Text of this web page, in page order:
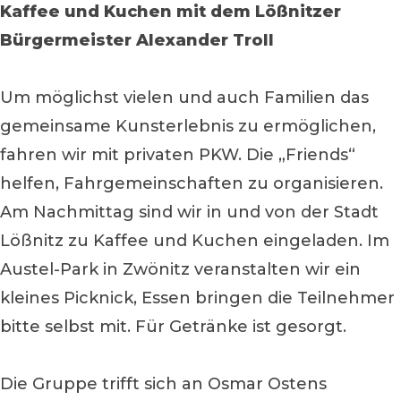
Kaffee und Kuchen mit dem Lößnitzer
Bürgermeister Alexander Troll
Um möglichst vielen und auch Familien das
gemeinsame Kunsterlebnis zu ermöglichen,
fahren wir mit privaten PKW. Die „Friends“
helfen, Fahrgemeinschaften zu organisieren.
Am Nachmittag sind wir in und von der Stadt
Lößnitz zu Kaffee und Kuchen eingeladen. Im
Austel-Park in Zwönitz veranstalten wir ein
kleines Picknick, Essen bringen die Teilnehmer
bitte selbst mit. Für Getränke ist gesorgt.
Die Gruppe trifft sich an Osmar Ostens